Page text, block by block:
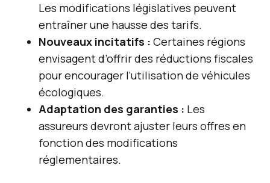
Les modifications législatives peuvent
entraîner une hausse des tarifs.
Nouveaux incitatifs : Certaines régions
envisagent d’offrir des réductions fiscales
pour encourager l’utilisation de véhicules
écologiques.
Adaptation des garanties : Les
assureurs devront ajuster leurs offres en
fonction des modifications
réglementaires.